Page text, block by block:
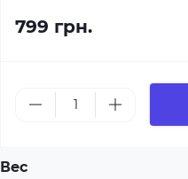
799 грн.
Вес